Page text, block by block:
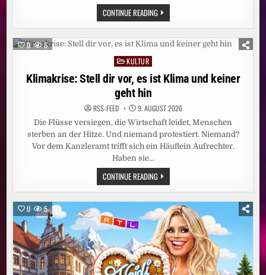
CONTINUE READINGSEBASTIAN
FITZEK:
EINE
LIEBE
SHOW
0 6
PostedKULTUR
Klimakrise: Stell dir vor, es ist Klima und keiner
geht hin
RSS-FEED 9. AUGUST 2026
Die Flüsse versiegen, die Wirtschaft leidet, Menschen
sterben an der Hitze. Und niemand protestiert. Niemand?
Vor dem Kanzleramt trifft sich ein Häuflein Aufrechter.
Haben sie…
CONTINUE READINGKLIMAKRISE:
STELL
DIR
ES
IST
KLIMA
UND
KEINER
GEHT
HIN
0 5